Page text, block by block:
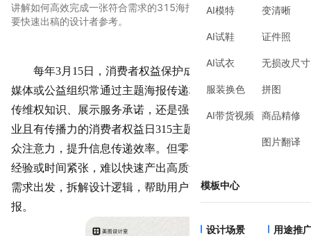
AI模特
AI试鞋
AI试衣
服装换色
AI带货视频
变清晰
证件照
无损改尺寸
拼图
商品精修
图片翻译
模板中心
设计场景
用途推
讲解如何高效完成一张符合需求的315海报，适合零基础用户或需
要快速出稿的设计者参考。
每年3月15日，消费者权益保护成为社会焦点，企业、
媒体或公益组织常通过主题海报传递核心信息——无论是宣
传维权知识、展示服务承诺，还是强化品牌信任感，一张专
业且有传播力的消费者权益日 315主题海报，能快速抓住受
众注意力，提升信息传递效率。但零基础用户常因缺乏设计
经验或时间紧张，难以快速产出高质量作品。本文将从实际
需求出发，拆解设计逻辑，帮助用户高效完成315主题海
报。